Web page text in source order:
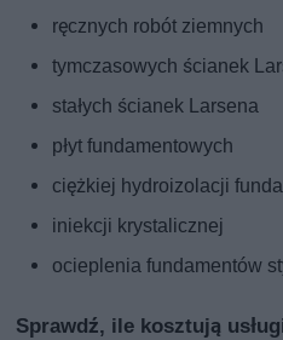
ręcznych robót ziemnych
tymczasowych ścianek
stałych ścianek Larsena
płyt fundamentowych
ciężkiej hydroizolacji
iniekcji krystalicznej
ocieplenia fundamentów
Sprawdź, ile kosztują